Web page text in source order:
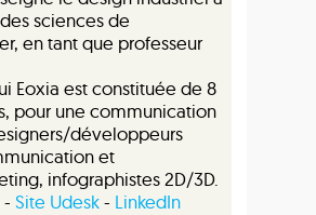
sciences de
en tant que professeur
Eoxia est constituée de 8
pour une communication
développeurs
et
infographistes 2D/3D.
- Site Udesk- LinkedIn